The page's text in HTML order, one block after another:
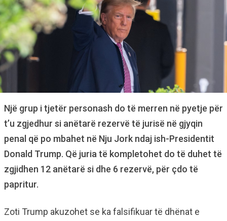
Një grup i tjetër personash do të merren në pyetje për
t’u zgjedhur si anëtarë rezervë të jurisë në gjyqin
penal që po mbahet në Nju Jork ndaj ish-Presidentit
Donald Trump. Që juria të kompletohet do të duhet të
zgjidhen 12 anëtarë si dhe 6 rezervë, për çdo të
papritur.
Zoti Trump akuzohet se ka falsifikuar të dhënat e